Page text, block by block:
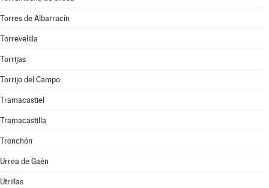
Torres de Albarracín
Torrevelilla
Torrijas
Torrijo del Campo
Tramacastiel
Tramacastilla
Tronchón
Urrea de Gaén
Utrillas